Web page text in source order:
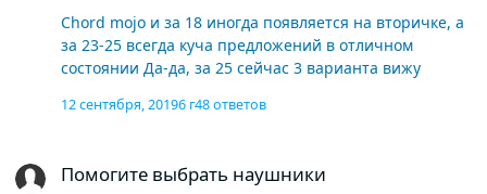
Chord mojo и за 18 иногда появляется на вторичке, а
за 23-25 всегда куча предложений в отличном
состоянии Да-да, за 25 сейчас 3 варианта вижу
12 сентября, 20196 г48 ответов
Помогите выбрать наушники